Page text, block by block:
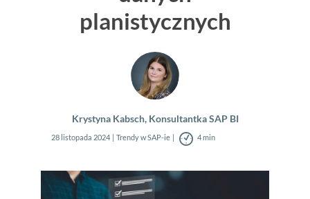
planistycznych
Krystyna Kabsch, Konsultantka SAP BI
28 listopada 2024 Trendy w SAP-ie 4 min